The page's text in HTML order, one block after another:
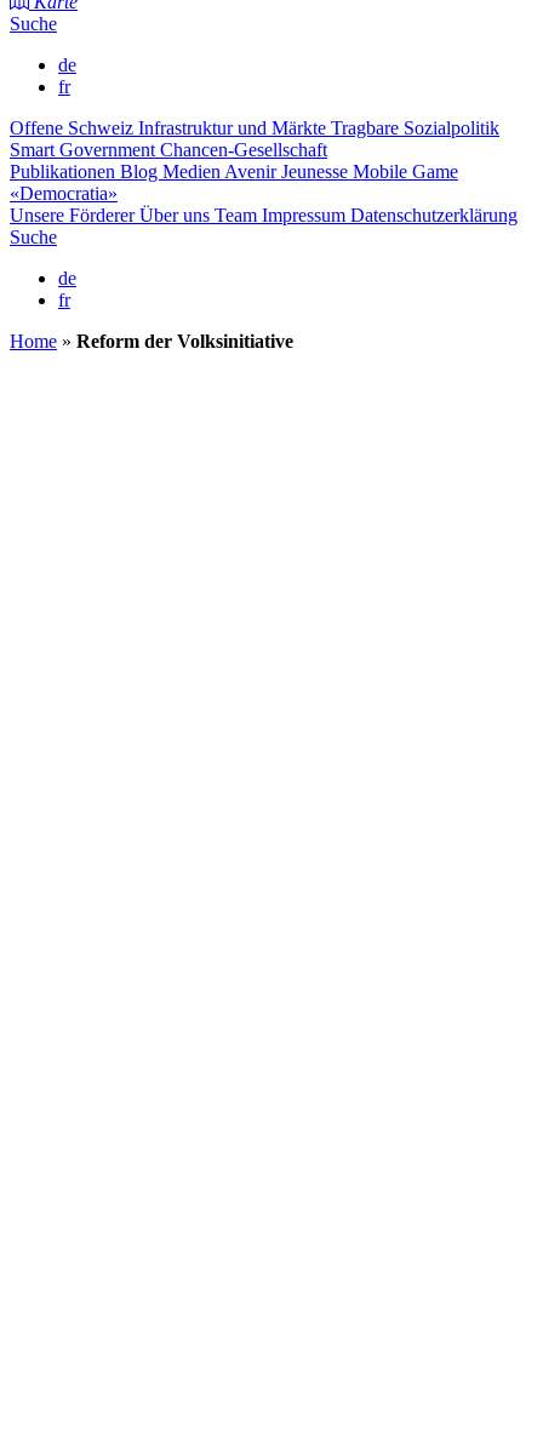
Suche
de
fr
Offene Schweiz Infrastruktur und Märkte Tragbare Sozialpolitik
Smart Government Chancen-Gesellschaft
Publikationen Blog Medien Avenir Jeunesse Mobile Game
«Democratia»
Unsere FördererÜber uns Team Impressum Datenschutzerklärung
Suche
de
fr
Home » Reform der Volksinitiative